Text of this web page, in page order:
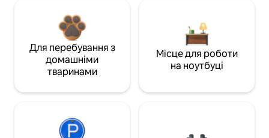
Для перебування з
домашніми
тваринами
Місце для роботи
на ноутбуці